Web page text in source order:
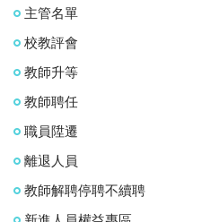
主管名單
校教評會
教師升等
教師聘任
職員陞遷
離退人員
教師解聘停聘不續聘